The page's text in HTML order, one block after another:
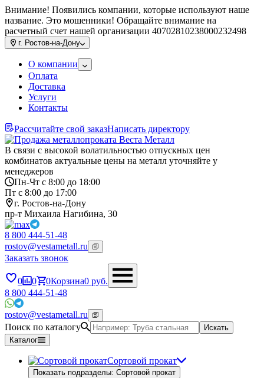
Внимание! Появились компании, которые используют наше
название. Это мошенники! Обращайте внимание на
расчетный счет нашей организации 40702810238000232498
г. Ростов-на-Дону
О компании
Оплата
Доставка
Услуги
Контакты
Рассчитайте свой заказНаписать директору
В связи с высокой волатильностью отпускных цен
комбинатов актуальные цены на металл уточняйте у
менеджеров
Пн-Чт с 8:00 до 18:00
Пт с 8:00 до 17:00
г. Ростов-на-Дону
пр-т Михаила Нагибина, 30
8 800 444-51-48
rostov@vestametall.ru
Заказать звонок
0 0 0Корзина0 руб.
8 800 444-51-48
rostov@vestametall.ru
Поиск по каталогу
Искать
Каталог
Сортовой прокат
Показать подразделы: Сортовой прокат